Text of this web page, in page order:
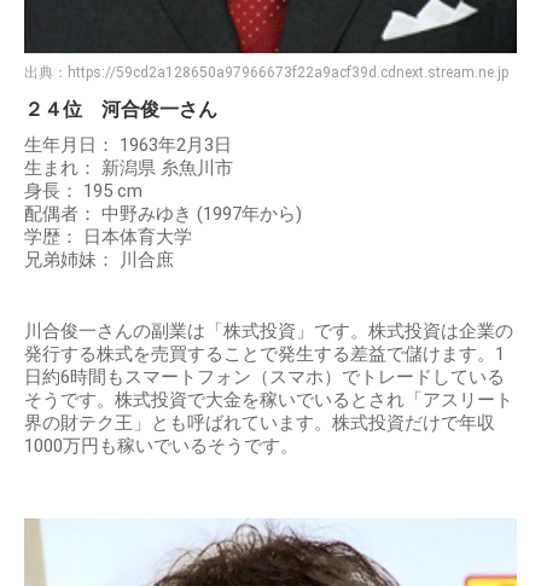
出典： https://59cd2a128650a97966673f22a9acf39d.cdnext.stream.ne.jp
２４位 河合俊一さん
生年月日： 1963年2月3日
生まれ： 新潟県 糸魚川市
身長： 195 cm
配偶者： 中野みゆき (1997年から)
学歴： 日本体育大学
兄弟姉妹： 川合庶
川合俊一さんの副業は「株式投資」です。株式投資は企業の
発行する株式を売買することで発生する差益で儲けます。1
日約6時間もスマートフォン（スマホ）でトレードしている
そうです。株式投資で大金を稼いでいるとされ「アスリート
界の財テク王」とも呼ばれています。株式投資だけで年収
1000万円も稼いでいるそうです。